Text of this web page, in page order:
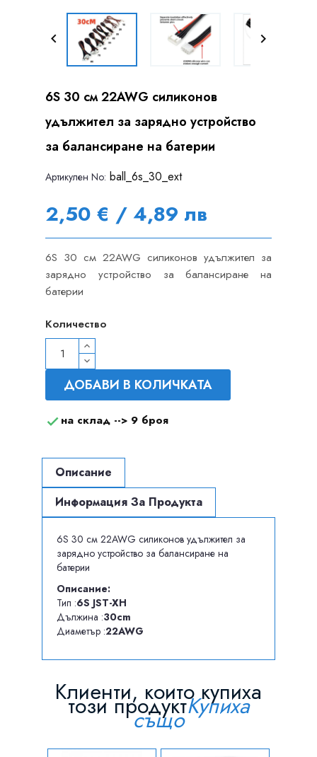
 
6S 30 см 22AWG силиконов
удължител за зарядно устройство
за балансиране на батерии
Артикулен Nо: ball_6s_30_ext
2,50 € / 4,89 лв
6S 30 см 22AWG силиконов удължител за
зарядно устройство за балансиране на
батерии
Количество
ДОБАВИ В КОЛИЧКАТА
 на склад --> 9 броя
Описание
Информация За Продукта
6S 30 см 22AWG силиконов удължител за
зарядно устройство за балансиране на
батерии
Описание:
Тип :6S JST-XH
Дължина :30cm
Диаметър :22AWG
Клиенти, които купиха
този продуктКупиха
също